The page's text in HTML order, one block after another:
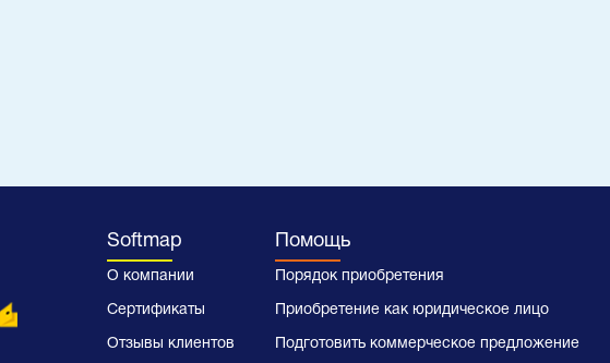
Softmap
О компании
Сертификаты
Отзывы клиентов
Помощь
Порядок приобретения
Приобретение как юридическое лицо
Подготовить коммерческое предложение